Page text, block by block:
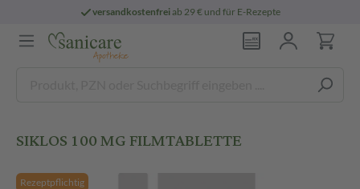
versandkostenfreiab 29 € und für E-Rezepte
SIKLOS 100 MG FILMTABLETTE
Rezeptpflichtig